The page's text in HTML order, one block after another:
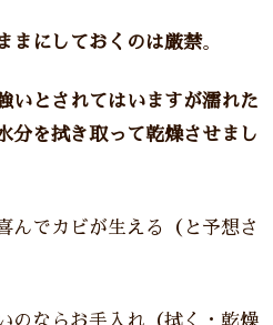
まにしておくのは厳禁。
いとされてはいますが濡れた
分を拭き取って乾燥させまし
んでカビが生える（と予想さ
のならお手入れ（拭く・乾燥